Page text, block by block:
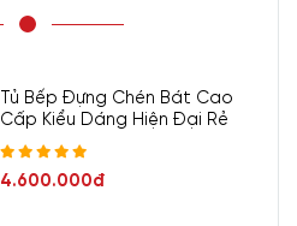
Tủ Bếp Đựng Chén Bát Cao
Cấp Kiểu Dáng Hiện Đại Rẻ
4.600.000đ